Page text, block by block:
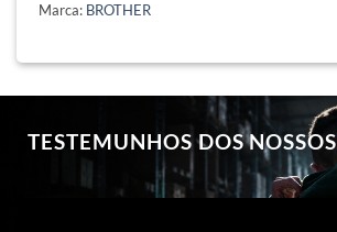
Marca: BROTHER
TESTEMUNHOS DOS NOSSOS